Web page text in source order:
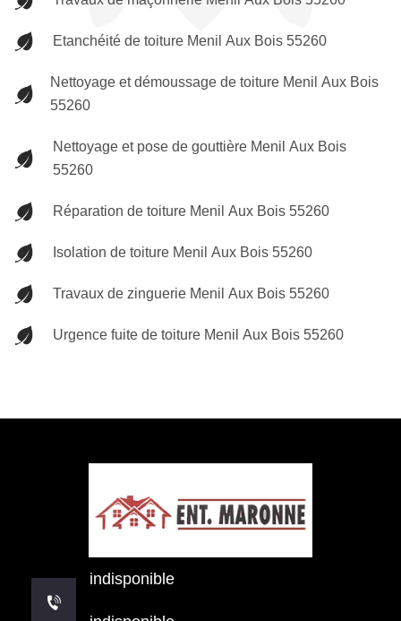
Etanchéité de toiture Menil Aux Bois 55260
Nettoyage et démoussage de toiture Menil Aux Bois
55260
Nettoyage et pose de gouttière Menil Aux Bois
55260
Réparation de toiture Menil Aux Bois 55260
Isolation de toiture Menil Aux Bois 55260
Travaux de zinguerie Menil Aux Bois 55260
Urgence fuite de toiture Menil Aux Bois 55260
indisponible